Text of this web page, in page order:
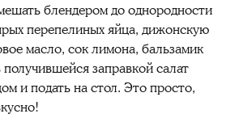
блендером до однородности
перепелиных яйца, дижонскую
масло, сок лимона, бальзамик
заправкой салат
и подать на стол. Это просто,